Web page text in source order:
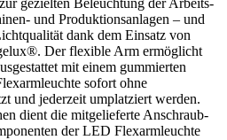
gezielten Beleuchtung der Arbeits-
und Produktionsanlagen – und
dank dem Einsatz von
Der flexible Arm ermöglicht
mit einem gummierten
sofort ohne
und jederzeit umplatziert werden.
dient die mitgelieferte Anschraub-
der LED Flexarmleuchte